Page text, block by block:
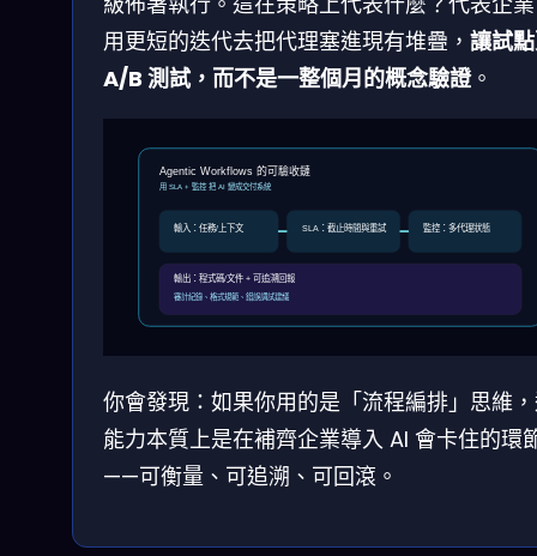
用更短的迭代去把代理塞進現有堆疊， 讓試
A/B 測試，而不是一整個月的概念驗證。
Agentic Workflows 的可驗收鏈
用 SLA + 監控 把 AI 變成交付系統
輸入：任務/上下文 SLA：截止時間與重試 監控：多代理狀態
輸出：程式碼/文件 + 可追溯回報
審計紀錄、格式規範、錯誤調試建議
你會發現：如果你用的是「流程編排」思維
能力本質上是在補齊企業導入 AI 會卡住的環
——可衡量、可追溯、可回滾。